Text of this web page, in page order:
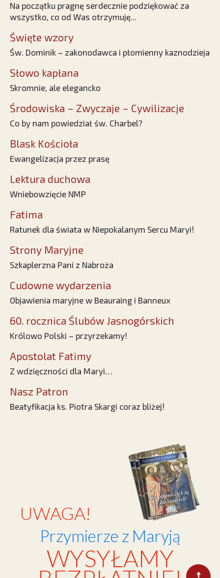
Na początku pragnę serdecznie podziękować za
wszystko, co od Was otrzymuję...
Święte wzory
Św. Dominik – zakonodawca i płomienny kaznodzieja
Słowo kapłana
Skromnie, ale elegancko
Środowiska – Zwyczaje – Cywilizacje
Co by nam powiedział św. Charbel?
Blask Kościoła
Ewangelizacja przez prasę
Lektura duchowa
Wniebowzięcie NMP
Fatima
Ratunek dla świata w Niepokalanym Sercu Maryi!
Strony Maryjne
Szkaplerzna Pani z Nabroża
Cudowne wydarzenia
Objawienia maryjne w Beauraing i Banneux
60. rocznica Ślubów Jasnogórskich
Królowo Polski – przyrzekamy!
Apostolat Fatimy
Z wdzięczności dla Maryi…
Nasz Patron
Beatyfikacja ks. Piotra Skargi coraz bliżej!
UWAGA!
Przymierze z Maryją
WYSYŁAMY